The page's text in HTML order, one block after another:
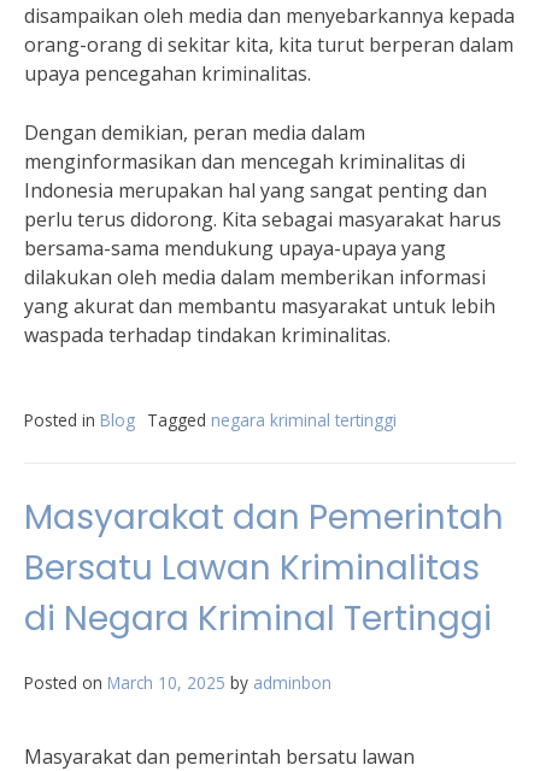
disampaikan oleh media dan menyebarkannya kepada
orang-orang di sekitar kita, kita turut berperan dalam
upaya pencegahan kriminalitas.
Dengan demikian, peran media dalam
menginformasikan dan mencegah kriminalitas di
Indonesia merupakan hal yang sangat penting dan
perlu terus didorong. Kita sebagai masyarakat harus
bersama-sama mendukung upaya-upaya yang
dilakukan oleh media dalam memberikan informasi
yang akurat dan membantu masyarakat untuk lebih
waspada terhadap tindakan kriminalitas.
Posted in Blog Tagged negara kriminal tertinggi
Masyarakat dan Pemerintah
Bersatu Lawan Kriminalitas
di Negara Kriminal Tertinggi
Posted on March 10, 2025 by adminbon
Masyarakat dan pemerintah bersatu lawan